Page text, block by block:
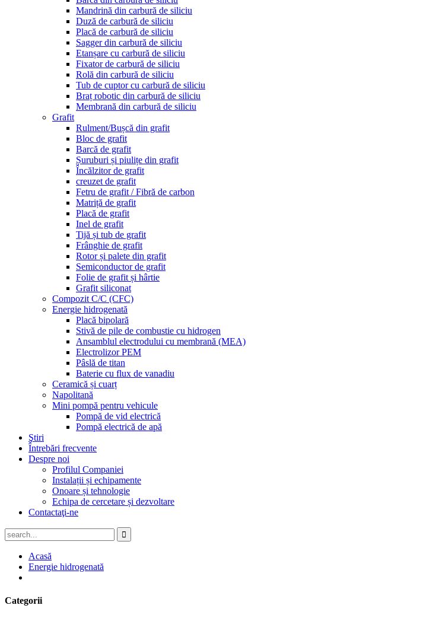
Mandrină din carbură de siliciu
Duză de carbură de siliciu
Placă de carbură de siliciu
Sagger din carbură de siliciu
Etanșare cu carbură de siliciu
Fixator de carbură de siliciu
Rolă din carbură de siliciu
Tub de cuptor cu carbură de siliciu
Braț robotic din carbură de siliciu
Membrană din carbură de siliciu
Grafit
Rulment/Bușcă din grafit
Bloc de grafit
Barcă de grafit
Șuruburi și piulițe din grafit
Încălzitor de grafit
creuzet de grafit
Fetru de grafit / Fibră de carbon
Matriță de grafit
Placă de grafit
Inel de grafit
Tijă și tub de grafit
Frânghie de grafit
Rotor și palete din grafit
Semiconductor de grafit
Folie de grafit și hârtie
Grafit siliconat
Compozit C/C (CFC)
Energie hidrogenată
Placă bipolară
Stivă de pile de combustie cu hidrogen
Ansamblul electrodului cu membrană (MEA)
Electrolizor PEM
Pâslă de titan
Baterie cu flux de vanadiu
Ceramică și cuarț
Napolitană
Mini pompă pentru vehicule
Pompă de vid electrică
Pompă electrică de apă
Ştiri
Întrebări frecvente
Despre noi
Profilul Companiei
Instalații și echipamente
Onoare și tehnologie
Echipa de cercetare și dezvoltare
Contactaţi-ne
Acasă
Energie hidrogenată
Categorii